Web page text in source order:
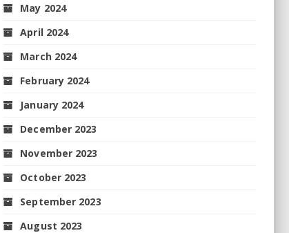
May 2024
April 2024
March 2024
February 2024
January 2024
December 2023
November 2023
October 2023
September 2023
August 2023